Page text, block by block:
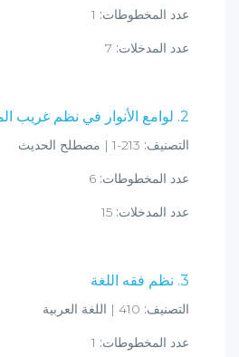
عدد المخطوطات:
عدد المدخلات:
2. لوامع الأنوار في نظم غريب الموطأ ومسلم
التصنيف:
عدد المخطوطات:
عدد المدخلات:
3. نظم فقه اللغة
التصنيف:
عدد المخطوطات: